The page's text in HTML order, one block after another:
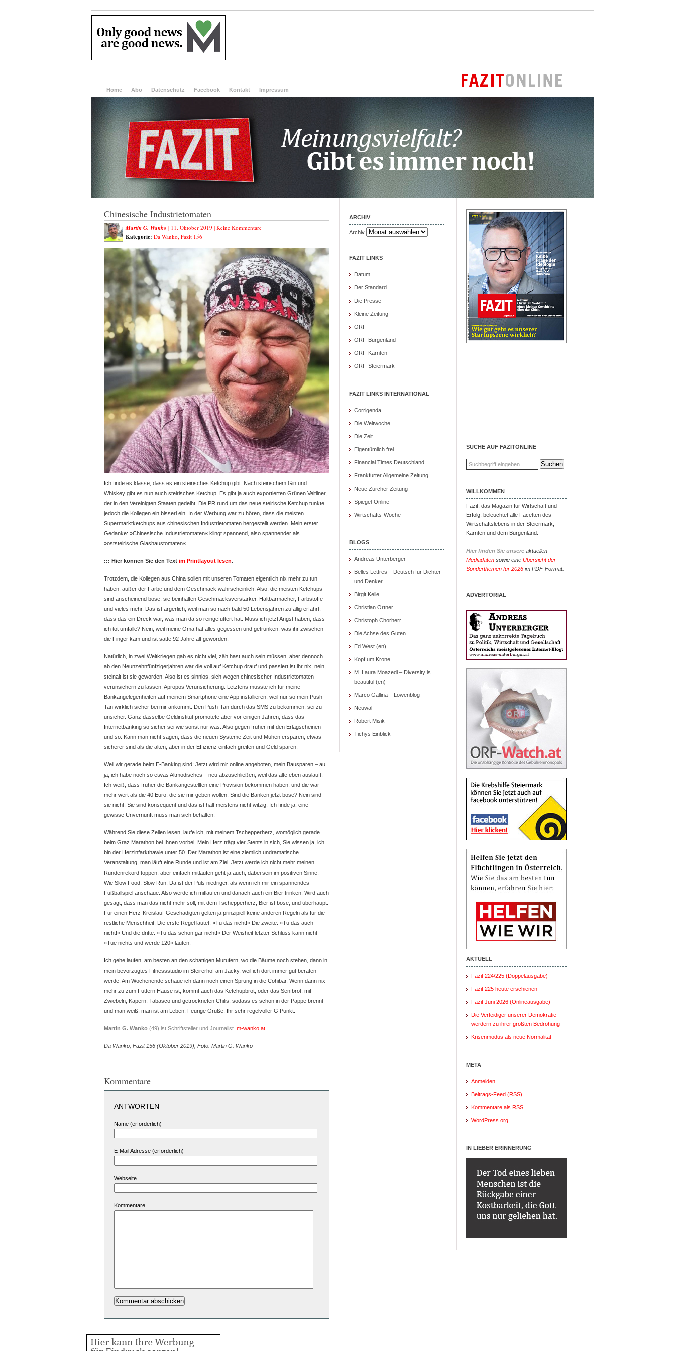
Home Abo Datenschutz Facebook Kontakt Impressum
Chinesische Industrietomaten
Martin G. Wanko | 11. Oktober 2019 | Keine Kommentare
Kategorie: Da Wanko, Fazit 156
Ich finde es klasse, dass es ein steirisches Ketchup gibt. Nach steirischem Gin und
Whiskey gibt es nun auch steirisches Ketchup. Es gibt ja auch exportierten Grünen Veltliner,
der in den Vereinigten Staaten gedeiht. Die PR rund um das neue steirische Ketchup tunkte
jedoch die Kollegen ein bisserl ein. In der Werbung war zu hören, dass die meisten
Supermarktketchups aus chinesischen Industrietomaten hergestellt werden. Mein erster
Gedanke: »Chinesische Industrietomaten« klingt spannend, also spannender als
»oststeirische Glashaustomaten«.
::: Hier können Sie den Text im Printlayout lesen.
Trotzdem, die Kollegen aus China sollen mit unseren Tomaten eigentlich nix mehr zu tun
haben, außer der Farbe und dem Geschmack wahrscheinlich. Also, die meisten Ketchups
sind anscheinend böse, sie beinhalten Geschmacksverstärker, Haltbarmacher, Farbstoffe
und vieles mehr. Das ist ärgerlich, weil man so nach bald 50 Lebensjahren zufällig erfährt,
dass das ein Dreck war, was man da so reingefuttert hat. Muss ich jetzt Angst haben, dass
ich tot umfalle? Nein, weil meine Oma hat alles gegessen und getrunken, was ihr zwischen
die Finger kam und ist satte 92 Jahre alt geworden.
Natürlich, in zwei Weltkriegen gab es nicht viel, zäh hast auch sein müssen, aber dennoch
ab den Neunzehnfünfzigerjahren war die voll auf Ketchup drauf und passiert ist ihr nix, nein,
steinalt ist sie geworden. Also ist es sinnlos, sich wegen chinesischer Industrietomaten
verunsichern zu lassen. Apropos Verunsicherung: Letztens musste ich für meine
Bankangelegenheiten auf meinem Smartphone eine App installieren, weil nur so mein Push-
Tan wirklich sicher bei mir ankommt. Den Push-Tan durch das SMS zu bekommen, sei zu
unsicher. Ganz dasselbe Geldinstitut promotete aber vor einigen Jahren, dass das
Internetbanking so sicher sei wie sonst nur was. Also gegen früher mit den Erlagscheinen
und so. Kann man nicht sagen, dass die neuen Systeme Zeit und Mühen ersparen, etwas
sicherer sind als die alten, aber in der Effizienz einfach greifen und Geld sparen.
Weil wir gerade beim E-Banking sind: Jetzt wird mir online angeboten, mein Bausparen – au
ja, ich habe noch so etwas Altmodisches – neu abzuschließen, weil das alte eben ausläuft.
Ich weiß, dass früher die Bankangestellten eine Provision bekommen haben, und die war
mehr wert als die 40 Euro, die sie mir geben wollen. Sind die Banken jetzt böse? Nein sind
sie nicht. Sie sind konsequent und das ist halt meistens nicht witzig. Ich finde ja, eine
gewisse Unvernunft muss man sich behalten.
Während Sie diese Zeilen lesen, laufe ich, mit meinem Tschepperherz, womöglich gerade
beim Graz Marathon bei Ihnen vorbei. Mein Herz trägt vier Stents in sich, Sie wissen ja, ich
bin der Herzinfarkthawie unter 50. Der Marathon ist eine ziemlich undramatische
Veranstaltung, man läuft eine Runde und ist am Ziel. Jetzt werde ich nicht mehr meinen
Rundenrekord toppen, aber einfach mitlaufen geht ja auch, dabei sein im positiven Sinne.
Wie Slow Food, Slow Run. Da ist der Puls niedriger, als wenn ich mir ein spannendes
Fußballspiel anschaue. Also werde ich mitlaufen und danach auch ein Bier trinken. Wird auch
gesagt, dass man das nicht mehr soll, mit dem Tschepperherz, Bier ist böse, und überhaupt.
Für einen Herz-Kreislauf-Geschädigten gelten ja prinzipiell keine anderen Regeln als für die
restliche Menschheit. Die erste Regel lautet: »Tu das nicht!« Die zweite: »Tu das auch
nicht!« Und die dritte: »Tu das schon gar nicht!« Der Weisheit letzter Schluss kann nicht
»Tue nichts und werde 120« lauten.
Ich gehe laufen, am besten an den schattigen Murufern, wo die Bäume noch stehen, dann in
mein bevorzugtes Fitnessstudio im Steirerhof am Jacky, weil ich dort immer gut beraten
werde. Am Wochenende schaue ich dann noch einen Sprung in die Cohibar. Wenn dann nix
mehr zu zum Futtern Hause ist, kommt auch das Ketchupbrot, oder das Senfbrot, mit
Zwiebeln, Kapern, Tabasco und getrockneten Chilis, sodass es schön in der Pappe brennt
und man weiß, man ist am Leben. Feurige Grüße, Ihr sehr regelvoller G Punkt.
Martin G. Wanko (49) ist Schriftsteller und Journalist. m-wanko.at
Da Wanko, Fazit 156 (Oktober 2019), Foto: Martin G. Wanko
Kommentare
ANTWORTEN
Name (erforderlich)
E-Mail Adresse (erforderlich)
Webseite
Kommentare
ARCHIV
Archiv
FAZIT LINKS
Datum
Der Standard
Die Presse
Kleine Zeitung
ORF
ORF-Burgenland
ORF-Kärnten
ORF-Steiermark
FAZIT LINKS INTERNATIONAL
Corrigenda
Die Weltwoche
Die Zeit
Eigentümlich frei
Financial Times Deutschland
Frankfurter Allgemeine Zeitung
Neue Zürcher Zeitung
Spiegel-Online
Wirtschafts-Woche
BLOGS
Andreas Unterberger
Belles Lettres – Deutsch für Dichter
und Denker
Birgit Kelle
Christian Ortner
Christoph Chorherr
Die Achse des Guten
Ed West (en)
Kopf um Krone
M. Laura Moazedi – Diversity is
beautiful (en)
Marco Gallina – Löwenblog
Neuwal
Robert Misik
Tichys Einblick
SUCHE AUF FAZITONLINE
WILLKOMMEN
Fazit, das Magazin für Wirtschaft und
Erfolg, beleuchtet alle Facetten des
Wirtschaftslebens in der Steiermark,
Kärnten und dem Burgenland.
Hier finden Sie unsere aktuellen
Mediadaten sowie eine Übersicht der
Sonderthemen für 2026 im PDF-Format.
ADVERTORIAL
AKTUELL
Fazit 224/225 (Doppelausgabe)
Fazit 225 heute erschienen
Fazit Juni 2026 (Onlineausgabe)
Die Verteidiger unserer Demokratie
werdern zu ihrer größten Bedrohung
Krisenmodus als neue Normalität
META
Anmelden
Beitrags-Feed (RSS)
Kommentare als RSS
WordPress.org
IN LIEBER ERINNERUNG